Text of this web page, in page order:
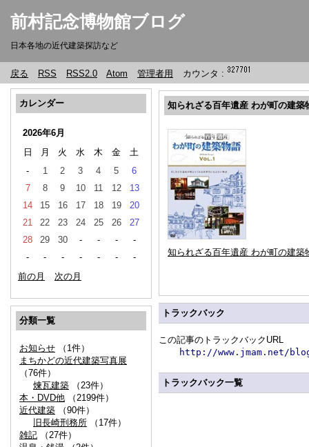
前村記念博物館ブログ
日本各地の近代建築探訪など
戻る RSS RSS2.0 Atom 管理者用 カウンタ :
カレンダー
2026年6月
日
月 火 水 木 金
土
-
1 2 3 4 5
6
7
8 9 10 11 12
13
14
15 16 17 18 19
20
21
22 23 24 25 26
27
28
29 30 - - -
-
-
- - - - -
-
前の月
次の月
分類一覧
お知らせ （1件）
まちかどの近代建築写真展
（76件）
煉瓦建築 （23件）
本・DVD他 （2199件）
近代建築 （90件）
旧長崎刑務所 （17件）
雑記 （27件）
知られざる百年遺産 わが町の建
知られざる百年遺産 わが町の建
トラックバック
この記事のトラックバックURL
http://www.jmam.net/
トラックバック一覧